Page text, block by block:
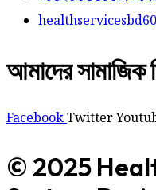
আমাদের
FacebookTwitter
© 2025